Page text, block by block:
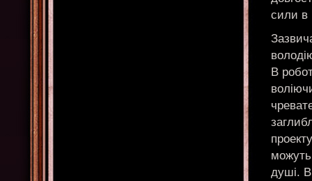
сили в
В
душі. В